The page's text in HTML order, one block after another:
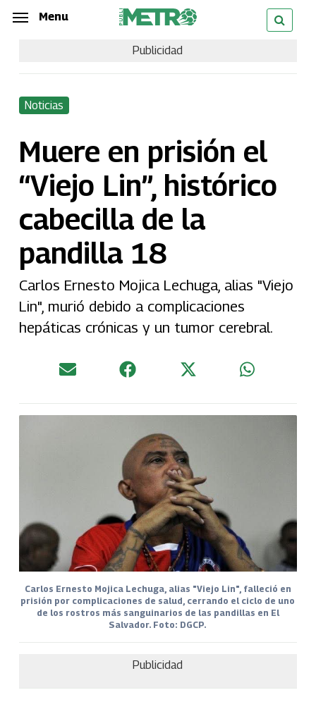
Skip
content
Menu
Publicidad
Noticias
Muere en prisión el
“Viejo Lin”, histórico
cabecilla de la
pandilla 18
Carlos Ernesto Mojica Lechuga, alias "Viejo
Lin", murió debido a complicaciones
hepáticas crónicas y un tumor cerebral.
Carlos Ernesto Mojica Lechuga, alias "Viejo Lin", falleció en
prisión por complicaciones de salud, cerrando el ciclo de uno
de los rostros más sanguinarios de las pandillas en El
Salvador. Foto: DGCP.
Publicidad
Menu